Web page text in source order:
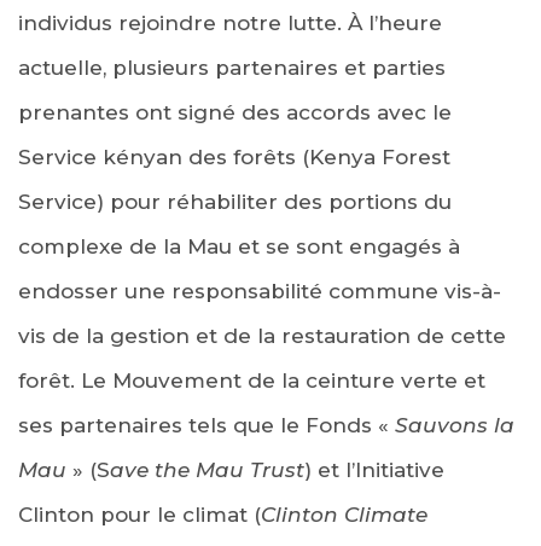
individus rejoindre notre lutte. À l’heure
actuelle, plusieurs partenaires et parties
prenantes ont signé des accords avec le
Service kényan des forêts (Kenya Forest
Service) pour réhabiliter des portions du
complexe de la Mau et se sont engagés à
endosser une responsabilité commune vis-à-
vis de la gestion et de la restauration de cette
forêt. Le Mouvement de la ceinture verte et
ses partenaires tels que le Fonds « Sauvons la
Mau » (Save the Mau Trust) et l’Initiative
Clinton pour le climat (Clinton Climate